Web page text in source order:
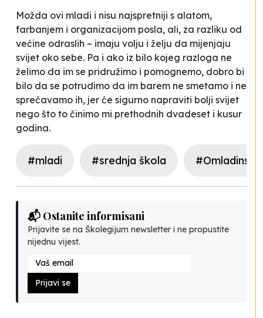
Možda ovi mladi i nisu najspretniji s alatom,
farbanjem i organizacijom posla, ali, za razliku od
većine odraslih – imaju volju i želju da mijenjaju
svijet oko sebe. Pa i ako iz bilo kojeg razloga ne
želimo da im se pridružimo i pomognemo, dobro bi
bilo da se potrudimo da im barem ne smetamo i ne
sprečavamo ih, jer će sigurno napraviti bolji svijet
nego što to činimo mi prethodnih dvadeset i kusur
godina.
#mladi #srednja škola
📬 Ostanite informisani
Prijavite se na Školegijum newsletter i ne propustite
nijednu vijest.
Prijavi se